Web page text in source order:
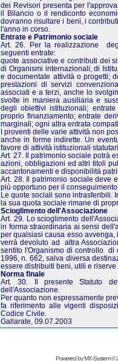
dei Revisori presenta per
il Bilancio o il rendiconto
dovranno risultare i beni, i
l'anno in corso.
Entrate e Patrimonio sociale
Art. 26. Per la realizzazione
seguenti entrate:
quote associative e contributi dei
di Organismi internazionali, di
e documentate attività o progetti;
prestazioni di servizi
associati e a terzi, anche lo
svolte in maniera ausiliaria e
degli obiettivi istituzionali;
proprio finanziamento; entrate
marginali; ogni altra entrata
I proventi delle varie attività non
anche in forme indirette. Un
favore di attività istituzionali
Art. 27. Il patrimonio sociale potrà
azioni, obbligazioni ed altri titoli
accantonamenti e disponibilità
Art. 28. Il patrimonio sociale deve
più opportuno per il
Le quote sociali sono intrasferibili.
la sua quota sociale rimane di
Scioglimento dell'Associazione
Art. 29. Lo scioglimento
in forma straordinaria ai sensi
per qualsiasi causa esso
verrà devoluto ad altra
sentito l'Organismo di controllo di
1996, n. 662, salva diversa
essere distribuiti beni, utili e riserve
Norma finale
Art. 30. Il presente Statuto
dell'Associazione.
Per quanto non espressamente
fa riferimento alle vigenti
Codice Civile.
Gallarate, 09.07.2003
Powered byMX-System©